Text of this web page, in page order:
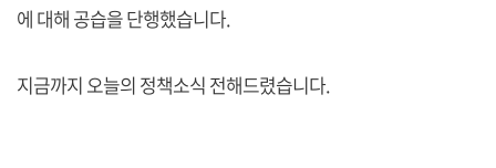
에 대해 공습을 단행했습니다.
지금까지 오늘의 정책소식 전해드렸습니다.